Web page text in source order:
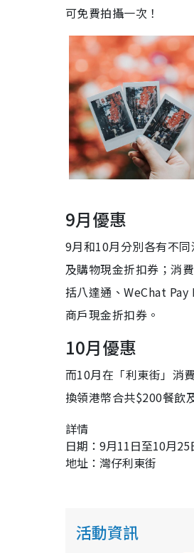
可免費拍攝一次！
9月優惠
9月和10月分別各有不
及購物現金折扣券；消
括八達通、WeChat
商戶現金折扣券。
10月優惠
而10月在「利東街」消
換領港幣合共$200餐飲
詳情
日期：9月11日至10月25
地址：灣仔利東街
活動資訊